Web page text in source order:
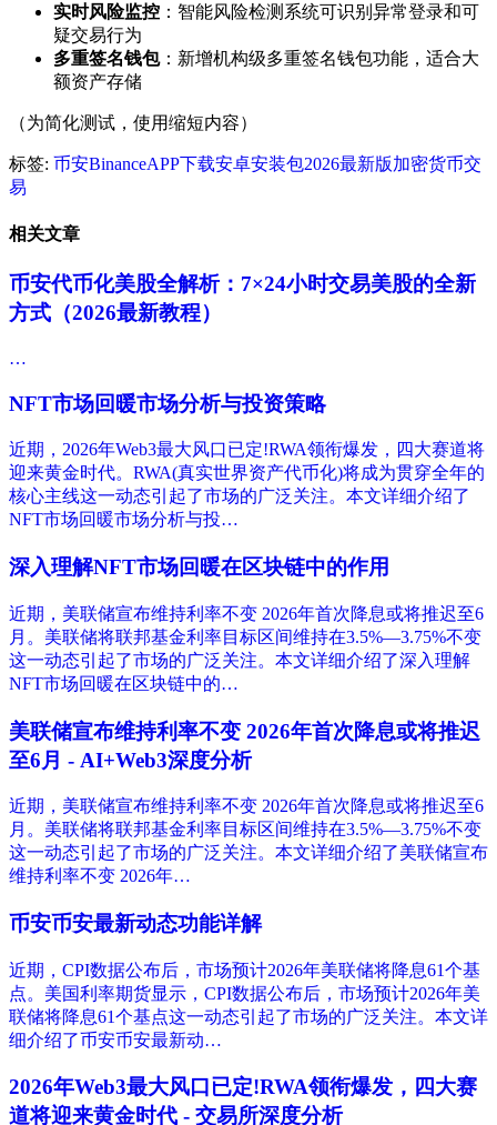
实时风险监控 ：智能风险检测系统可识别异常登录和可
疑交易行为
多重签名钱包：新增机构级多重签名钱包功能，适合大
额资产存储
（为简化测试，使用缩短内容）
标签: 币安BinanceAPP下载安卓安装包2026最新版加密货币交
易
相关文章
币安代币化美股全解析：7×24小时交易美股的全新
方式（2026最新教程）
…
NFT市场回暖市场分析与投资策略
近期，2026年Web3最大风口已定!RWA领衔爆发，四大赛道将
迎来黄金时代。RWA(真实世界资产代币化)将成为贯穿全年的
核心主线这一动态引起了市场的广泛关注。本文详细介绍了
NFT市场回暖市场分析与投…
深入理解NFT市场回暖在区块链中的作用
近期，美联储宣布维持利率不变 2026年首次降息或将推迟至6
月。美联储将联邦基金利率目标区间维持在3.5%—3.75%不变
这一动态引起了市场的广泛关注。本文详细介绍了深入理解
NFT市场回暖在区块链中的…
美联储宣布维持利率不变 2026年首次降息或将推迟
至6月 - AI+Web3深度分析
近期，美联储宣布维持利率不变 2026年首次降息或将推迟至6
月。美联储将联邦基金利率目标区间维持在3.5%—3.75%不变
这一动态引起了市场的广泛关注。本文详细介绍了美联储宣布
维持利率不变 2026年…
币安币安最新动态功能详解
近期，CPI数据公布后，市场预计2026年美联储将降息61个基
点。美国利率期货显示，CPI数据公布后，市场预计2026年美
联储将降息61个基点这一动态引起了市场的广泛关注。本文详
细介绍了币安币安最新动…
2026年Web3最大风口已定!RWA领衔爆发，四大赛
道将迎来黄金时代 - 交易所深度分析